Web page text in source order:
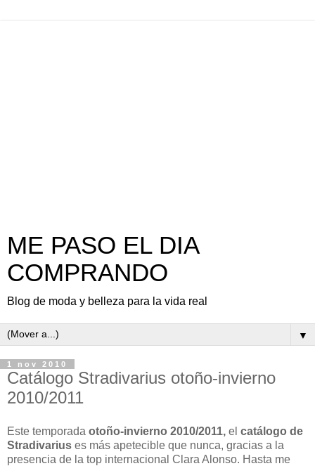
ME PASO EL DIA
COMPRANDO
Blog de moda y belleza para la vida real
▼
1 nov 2010
Catálogo Stradivarius otoño-invierno
2010/2011
Este temporada otoño-invierno 2010/2011, el catálogo de
Stradivarius es más apetecible que nunca, gracias a la
presencia de la top internacional Clara Alonso. Hasta me